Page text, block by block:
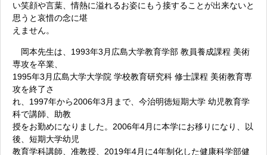
い笑顔や言葉、情熱に溢れるお姿にもう接することが出来ないと
思うと哀惜の念に堪
えません。
岡本先生は、1993年3月広島大学教育学部 教員養成課程 美術
専攻を卒業、
1995年3月広島大学大学院 学校教育研究科 修士課程 美術教育専
攻を終了さ
れ、1997年から2006年3月まで、今治明徳短期大学 幼児教育学
科で講師、助教
授をお勤めになりました。2006年4月に本学にお移りになり、以
後、短期大学幼児
教育学科講師、准教授、2019年4月に4年制化した健康科学部健